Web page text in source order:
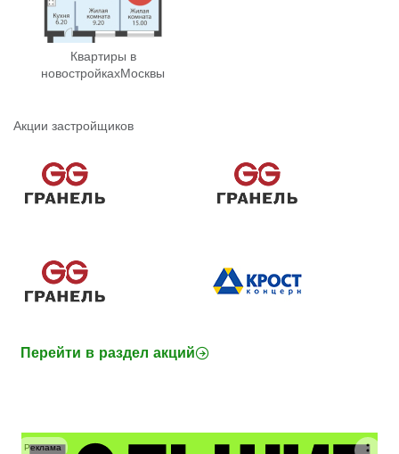
Квартиры в
новостройкахМосквы
Акции застройщиков
Перейти в раздел акций
Реклама